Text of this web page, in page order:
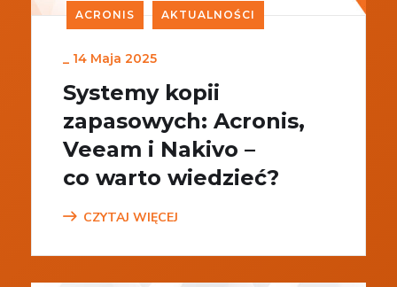
ACRONIS AKTUALNOŚCI
_ 14 Maja 2025
Systemy kopii
zapasowych: Acronis,
Veeam i Nakivo –
co warto wiedzieć?
CZYTAJ WIĘCEJ